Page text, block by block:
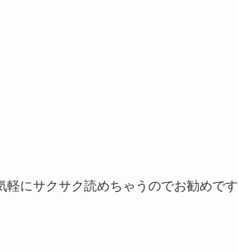
にサクサク読めちゃうのでお勧めです